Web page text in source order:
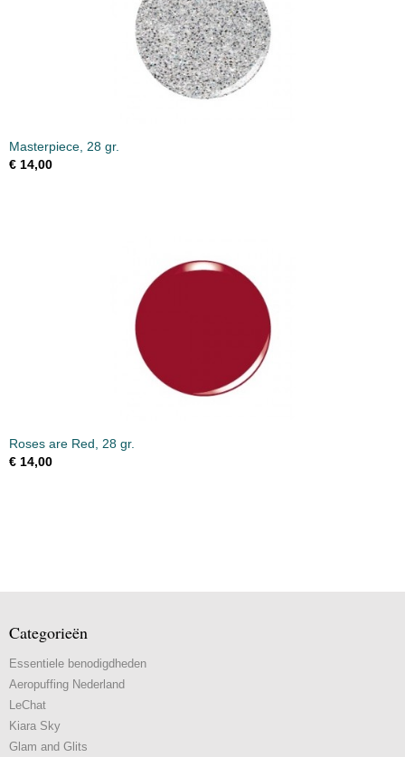
Masterpiece, 28 gr.
€ 14,00
Roses are Red, 28 gr.
€ 14,00
Categorieën
Essentiele benodigdheden
Aeropuffing Nederland
LeChat
Kiara Sky
Glam and Glits